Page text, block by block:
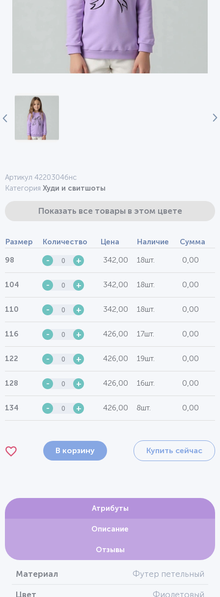
Артикул 4220304бнс
Категория Худи и свитшоты
Показать все товары в этом цвете
Размер Количество Цена Наличие Сумма
98 - + 342,00 18шт. 0,00
104 - + 342,00 18шт. 0,00
110 - + 342,00 18шт. 0,00
116 - + 426,00 17шт. 0,00
122 - + 426,00 19шт. 0,00
128 - + 426,00 16шт. 0,00
134 - + 426,00 8шт. 0,00
В корзину Купить сейчас
Атрибуты
Описание
Отзывы
Материал Футер петельный
Цвет Фиолетовый